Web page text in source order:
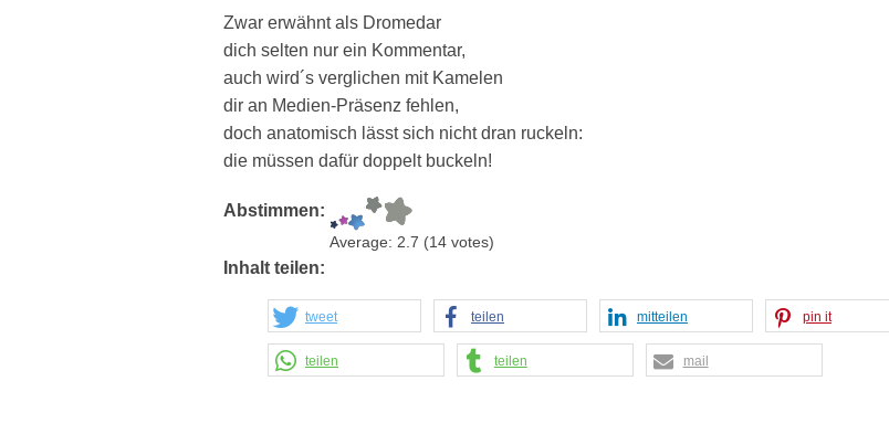
Zwar erwähnt als Dromedar
dich selten nur ein Kommentar,
auch wird´s verglichen mit Kamelen
dir an Medien-Präsenz fehlen,
doch anatomisch lässt sich nicht dran ruckeln:
die müssen dafür doppelt buckeln!
Abstimmen:
Average: 2.7 (14 votes)
Inhalt teilen:
tweet teilen mitteilen pin it
teilen teilen mail